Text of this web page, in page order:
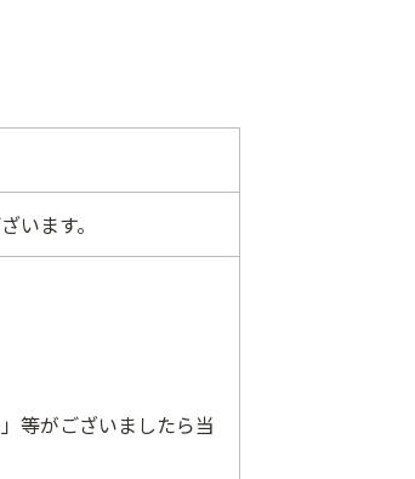
います。
等がございましたら当